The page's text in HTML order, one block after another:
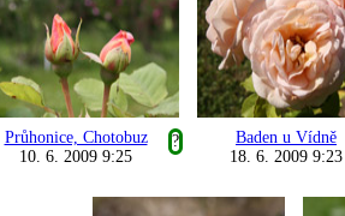
Průhonice, Chotobuz
?
10. 6. 2009 9:25
Baden u Vídně
18. 6. 2009 9:23